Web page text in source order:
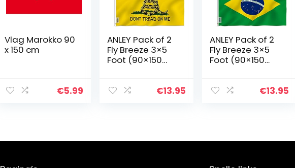
Vlag Marokko 90
x 150 cm
€5.99
ANLEY Pack of 2
Fly Breeze 3×5
Foot (90×150
Flag –
€13.95
ANLEY Pack of 2
Fly Breeze 3×5
Foot (90×150
UV Fade
€13.95